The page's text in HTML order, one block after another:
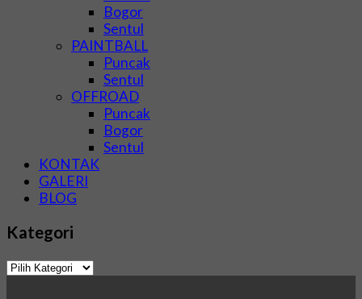
Bogor
Sentul
PAINTBALL
Puncak
Sentul
OFFROAD
Puncak
Bogor
Sentul
KONTAK
GALERI
BLOG
Kategori
Kategori